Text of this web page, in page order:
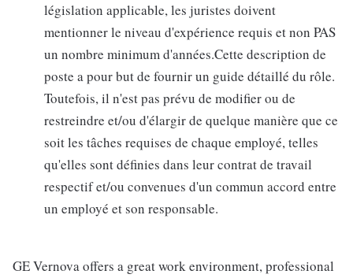
législation applicable, les juristes doivent
mentionner le niveau d'expérience requis et non PAS
un nombre minimum d'années.Cette description de
poste a pour but de fournir un guide détaillé du rôle.
Toutefois, il n'est pas prévu de modifier ou de
restreindre et/ou d'élargir de quelque manière que ce
soit les tâches requises de chaque employé, telles
qu'elles sont définies dans leur contrat de travail
respectif et/ou convenues d'un commun accord entre
un employé et son responsable.
GE Vernova offers a great work environment, professional